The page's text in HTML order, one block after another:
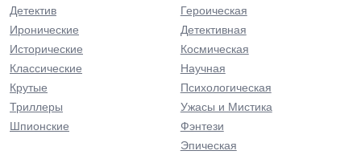
Детектив
Иронические
Исторические
Классические
Крутые
Триллеры
Шпионские
Героическая
Детективная
Космическая
Научная
Психологическая
Ужасы и Мистика
Фэнтези
Эпическая